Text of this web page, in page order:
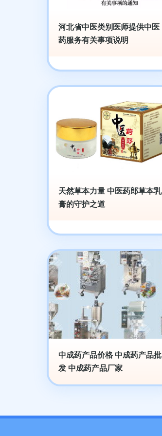
河北省中医类别医师提供中医
药服务有关事项说明
天然草本力量 中医药郎草本乳
膏的守护之道
中成药产品价格 中成药产品批
发 中成药产品厂家